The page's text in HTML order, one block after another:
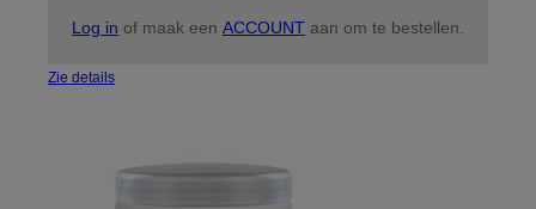
Log in of maak een ACCOUNT aan om te bestellen.
Zie details